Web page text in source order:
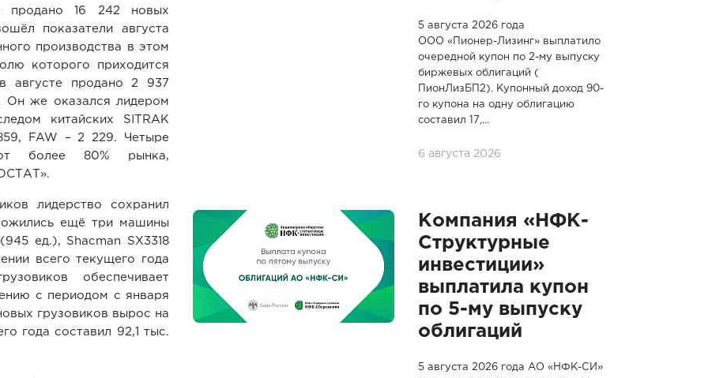
продано 16 242 новых
показатели августа
производства в этом
которого приходится
августе продано 2 937
Он же оказался лидером
китайских SITRAK
FAW – 2 229. Четыре
более 80% рынка,
лидерство сохранил
ещё три машины
ед.), Shacman SX3318
всего текущего года
обеспечивает
с периодом с января
грузовиков вырос на
года составил 92,1 тыс.
5 августа 2026 года
ООО «Пионер-Лизинг» выплатило
очередной купон по 2-му выпуску
биржевых облигаций (
ПионЛизБП2). Купонный доход 90-
го купона на одну облигацию
составил 17,...
6 августа 2026
Компания «НФК-
Структурные
инвестиции»
выплатила купон
по 5-му выпуску
облигаций
5 августа 2026 года АО «НФК-СИ»